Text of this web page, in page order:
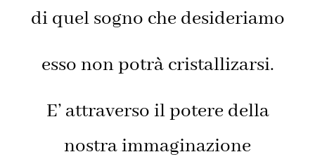
di quel sogno che desideriamo
esso non potrà cristallizarsi.
E’ attraverso il potere della
nostra immaginazione